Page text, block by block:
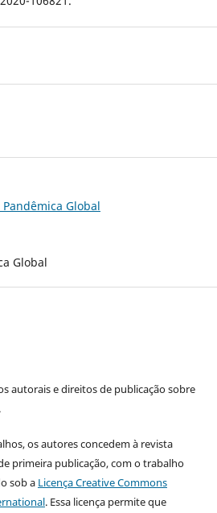
Global
Global
autorais e direitos de publicação sobre
os autores concedem à revista
primeira publicação, com o trabalho
sob a Licença Creative Commons
. Essa licença permite que